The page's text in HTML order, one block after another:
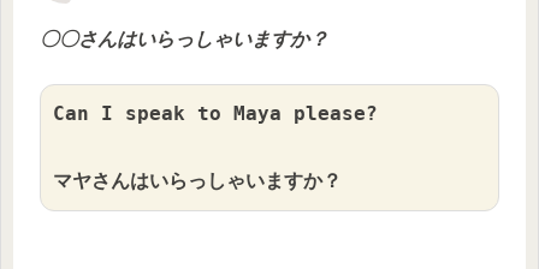
〇〇さんはいらっしゃいますか？
Can I speak to Maya please?
マヤさんはいらっしゃいますか？